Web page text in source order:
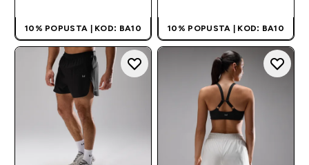
10% POPUSTA | KOD: BA10 10% POPUSTA | KOD: BA10